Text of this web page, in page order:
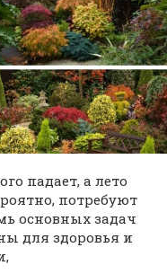
падает, а лето
потребуют
основных задач
для здоровья и